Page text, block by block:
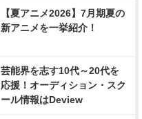
【夏アニメ2026】7月期夏の
新アニメを一挙紹介！
芸能界を志す10代～20代を
応援！オーディション・スク
ール情報はDeview